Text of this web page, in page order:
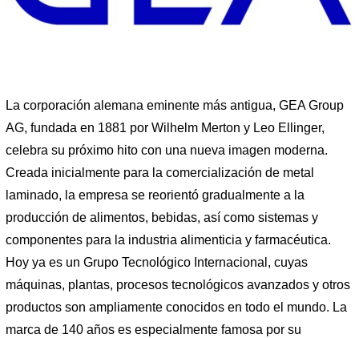
La corporación alemana eminente más antigua, GEA Group
AG, fundada en 1881 por Wilhelm Merton y Leo Ellinger,
celebra su próximo hito con una nueva imagen moderna.
Creada inicialmente para la comercialización de metal
laminado, la empresa se reorientó gradualmente a la
producción de alimentos, bebidas, así como sistemas y
componentes para la industria alimenticia y farmacéutica.
Hoy ya es un Grupo Tecnológico Internacional, cuyas
máquinas, plantas, procesos tecnológicos avanzados y otros
productos son ampliamente conocidos en todo el mundo. La
marca de 140 años es especialmente famosa por su